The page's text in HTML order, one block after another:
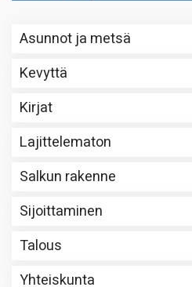
Asunnot ja metsä
Kevyttä
Kirjat
Lajittelematon
Salkun rakenne
Sijoittaminen
Talous
Yhteiskunta